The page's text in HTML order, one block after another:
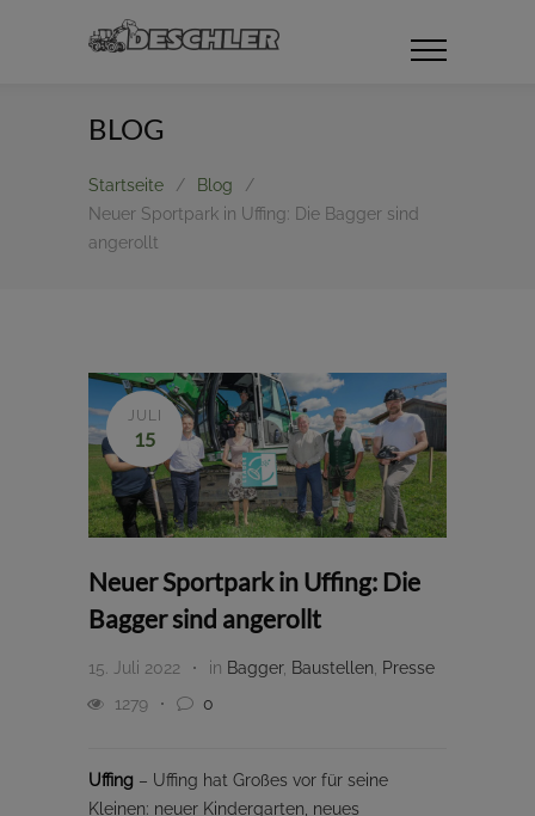
BLOG
Startseite / Blog
/
Neuer Sportpark in Uffing: Die Bagger sind
angerollt
JULI
15
Neuer Sportpark in Uffing: Die
Bagger sind angerollt
15. Juli 2022 in Bagger, Baustellen
Presse
1279
0
Uffing – Uffing hat Großes vor für seine
Kleinen: neuer Kindergarten, neues